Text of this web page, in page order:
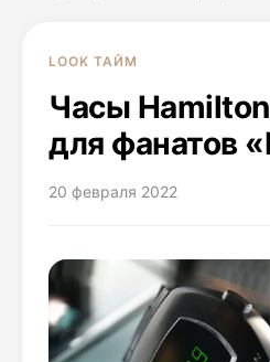
LOOK ТАЙМ
Часы Hamilton
для фанатов
20 февраля 2022